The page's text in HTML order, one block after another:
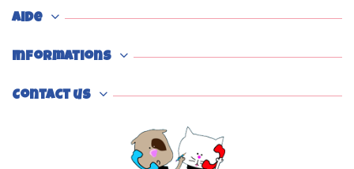
Aide
Informations
Contact us